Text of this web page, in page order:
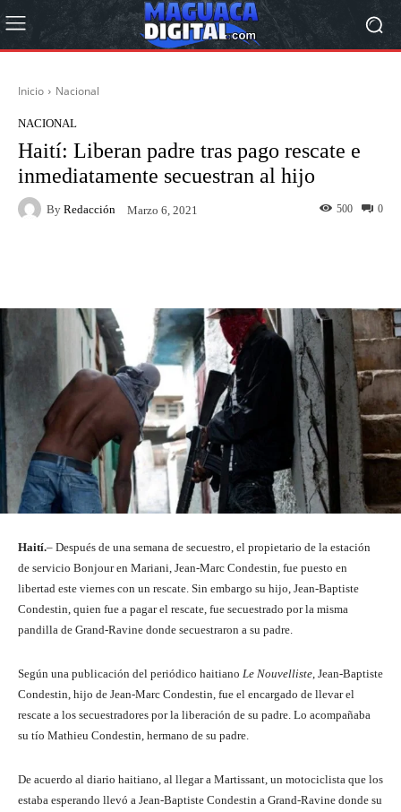
Inicio Nacional
NACIONAL
Haití: Liberan padre tras pago rescate e
inmediatamente secuestran al hijo
By Redacción Marzo 6, 2021 0
500
Haití.– Después de una semana de secuestro, el propietario de la estación
de servicio Bonjour en Mariani, Jean-Marc Condestin, fue puesto en
libertad este viernes con un rescate. Sin embargo su hijo, Jean-Baptiste
Condestin, quien fue a pagar el rescate, fue secuestrado por la misma
pandilla de Grand-Ravine donde secuestraron a su padre.
Según una publicación del periódico haitiano Le Nouvelliste , Jean-Baptiste
Condestin, hijo de Jean-Marc Condestin, fue el encargado de llevar el
rescate a los secuestradores por la liberación de su padre. Lo acompañaba
su tío Mathieu Condestin, hermano de su padre.
De acuerdo al diario haitiano, al llegar a Martissant, un motociclista que los
estaba esperando llevó a Jean-Baptiste Condestin a Grand-Ravine donde su